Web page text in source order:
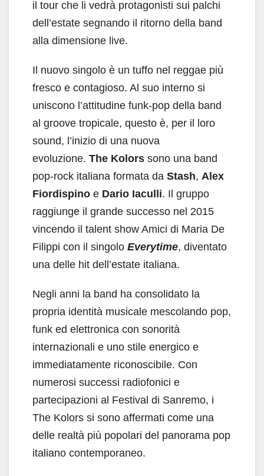
il tour che li vedrà protagonisti sui palchi
dell’estate segnando il ritorno della band
alla dimensione live.
Il nuovo singolo è un tuffo nel reggae più
fresco e contagioso. Al suo interno si
uniscono l’attitudine funk-pop della band
al groove tropicale, questo è, per il loro
sound, l’inizio di una nuova
evoluzione. The Kolors sono una band
pop-rock italiana formata da Stash, Alex
Fiordispino e Dario Iaculli. Il gruppo
raggiunge il grande successo nel 2015
vincendo il talent show Amici di Maria De
Filippi con il singolo Everytime, diventato
una delle hit dell’estate italiana.
Negli anni la band ha consolidato la
propria identità musicale mescolando pop,
funk ed elettronica con sonorità
internazionali e uno stile energico e
immediatamente riconoscibile. Con
numerosi successi radiofonici e
partecipazioni al Festival di Sanremo, i
The Kolors si sono affermati come una
delle realtà più popolari del panorama pop
italiano contemporaneo.